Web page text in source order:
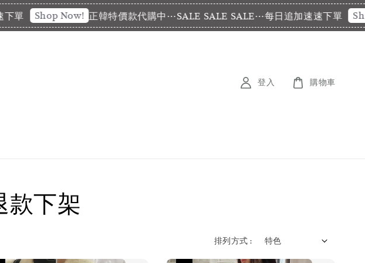
Shop Now! 正韓特價款代購中⋯SALE SALE SALE⋯每日追加速速下單 Shop
登入 購物車
下架
排列方式 :